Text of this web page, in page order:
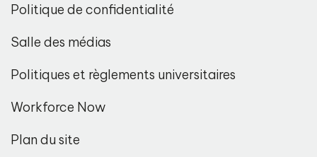
Politique de confidentialité
Salle des médias
Politiques et règlements universitaires
Workforce Now
Plan du site